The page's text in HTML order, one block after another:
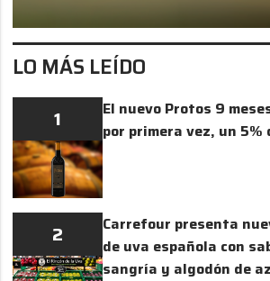
LO MÁS LEÍDO
1
El nuevo Protos 9
por primera vez, un 5%
2
Carrefour presenta
de uva española con
sangría y algodón de